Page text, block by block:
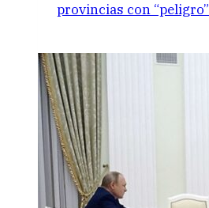
provincias con “peligro”